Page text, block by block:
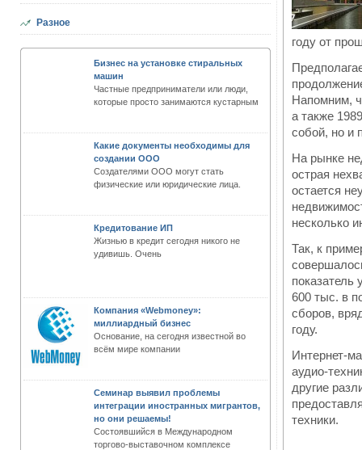
Разное
Бизнес на установке стиральных
машин
Частные предприниматели или люди,
которые просто занимаются кустарным
Какие документы необходимы для
создании OOO
Создателями ООО могут стать
физические или юридические лица.
Кредитование ИП
Жизнью в кредит сегодня никого не
удивишь. Очень
Компания «Webmoney»:
миллиардный бизнес
Основание, на сегодня известной во
всём мире компании
Семинар выявил проблемы
интеграции иностранных мигрантов,
но они решаемы!
Состоявшийся в Международном
торгово-выставочном комплексе
году от
Напомним,
а также
собой, но и
На рынке
острая
остается
несколько
Так, к
600 тыс. в
сборов,
году.
Интернет-
аудио-
другие
техники.